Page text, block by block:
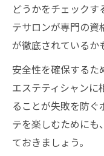
どうかをチェックす
テサロンが専門の資
が徹底されているか
安全性を確保するた
エステティシャンに
ることが失敗を防ぐ
テを楽しむためにも
ておきましょう。